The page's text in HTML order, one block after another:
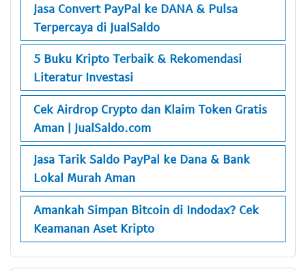
Jasa Convert PayPal ke DANA & Pulsa
Terpercaya di JualSaldo
5 Buku Kripto Terbaik & Rekomendasi
Literatur Investasi
Cek Airdrop Crypto dan Klaim Token Gratis
Aman | JualSaldo.com
Jasa Tarik Saldo PayPal ke Dana & Bank
Lokal Murah Aman
Amankah Simpan Bitcoin di Indodax? Cek
Keamanan Aset Kripto